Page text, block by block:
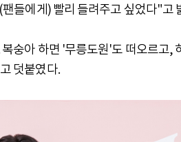
들에게) 빨리 들려주고 싶었다"고
숭아 하면 '무릉도원'도 떠오르고,
덧붙였다.